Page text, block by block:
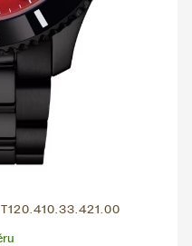
T120.410.33.421.00